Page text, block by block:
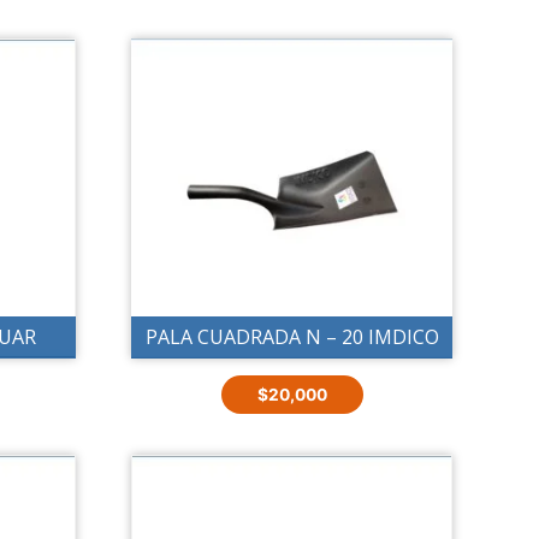
PALA CUADRADA N – 20 IMDICO
$20,000